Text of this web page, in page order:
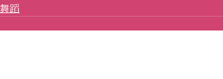
舞蹈